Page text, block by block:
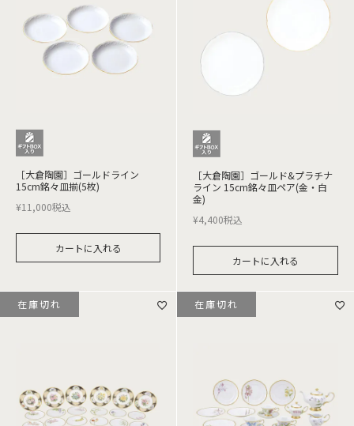
［大倉陶園］ゴールドライン
15cm銘々皿揃(5枚)
¥11,000税込
カートに入れる
［大倉陶園］ゴールド&プラチナ
ライン 15cm銘々皿ペア(金・白
金)
¥4,400税込
カートに入れる
在庫切れ 在庫切れ